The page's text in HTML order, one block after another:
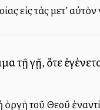
εἰς τὰς μετ’ αὐτὸν
τῇ γῇ, ὅτε
ὀργὴ τοῦ Θεοῦ